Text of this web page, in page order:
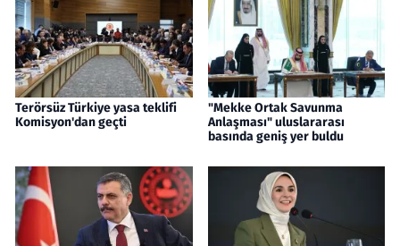
Terörsüz Türkiye yasa teklifi
Komisyon'dan geçti
"Mekke Ortak Savunma
Anlaşması" uluslararası
basında geniş yer buldu